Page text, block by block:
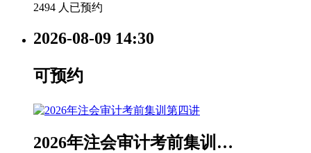
2494 人已预约
2026-08-09 14:30
可预约
2026年注会审计考前集训…